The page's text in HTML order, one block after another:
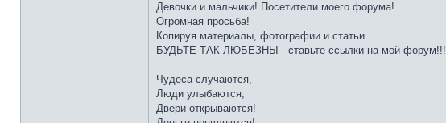
Девочки и мальчики! Посетители моего форума!
Огромная просьба!
Копируя материалы, фотографии и статьи
БУДЬТЕ ТАК ЛЮБЕЗНЫ - ставьте ссылки на мой форум!!!
Чудеса случаются,
Люди улыбаются,
Двери открываются!